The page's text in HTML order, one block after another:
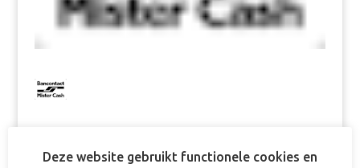
Deze website gebruikt functionele cookies en